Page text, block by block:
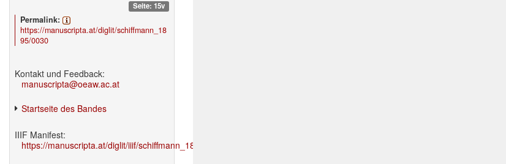
Seite: 15v
Permalink:
https://manuscripta.at/diglit/schiffmann_18
95/0030
Kontakt und Feedback:
manuscripta@oeaw.ac.at
Startseite des Bandes
IIIF Manifest:
https://manuscripta.at/diglit/iiif/schiffmann_1895/manifest.json